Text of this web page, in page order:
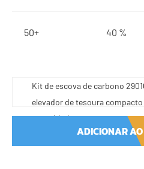
50+ 40 %
Kit de escova de carbono
elevador de tesoura
quantidade
ADICIONAR